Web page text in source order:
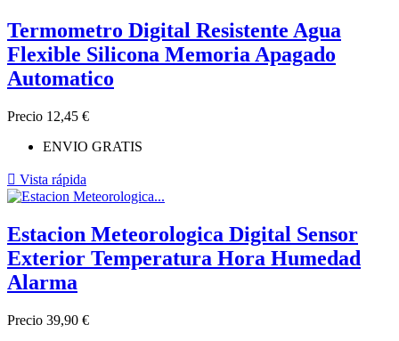
Termometro Digital Resistente Agua
Flexible Silicona Memoria Apagado
Automatico
Precio 12,45 €
ENVIO GRATIS
 Vista rápida
Estacion Meteorologica Digital Sensor
Exterior Temperatura Hora Humedad
Alarma
Precio 39,90 €